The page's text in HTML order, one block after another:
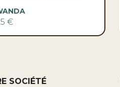
Aperçu rapide
€
SOCIÉTÉ